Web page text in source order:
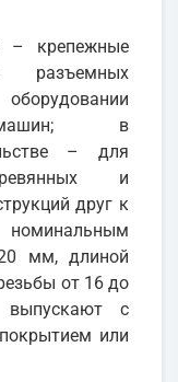
– крепежные
разъемных
машин; в
– для
и
друг к
мм, длиной
от 16 до
с
или